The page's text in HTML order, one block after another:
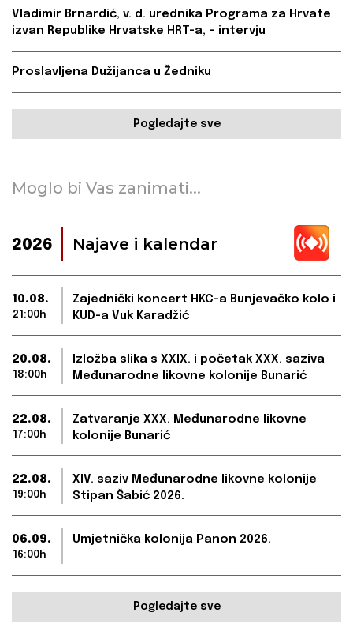
Vladimir Brnardić, v. d. urednika Programa za Hrvate
izvan Republike Hrvatske HRT-a, – intervju
Proslavljena Dužijanca u Žedniku
Pogledajte sve
Moglo bi Vas zanimati...
2026 Najave i kalendar
10.08.
21:00h
Zajednički koncert HKC-a Bunjevačko kolo i
KUD-a Vuk Karadžić
20.08.
18:00h
Izložba slika s XXIX. i početak XXX. saziva
Međunarodne likovne kolonije Bunarić
22.08.
17:00h
Zatvaranje XXX. Međunarodne likovne
kolonije Bunarić
22.08.
19:00h
XIV. saziv Međunarodne likovne kolonije
Stipan Šabić 2026.
06.09.
16:00h
Umjetnička kolonija Panon 2026.
Pogledajte sve